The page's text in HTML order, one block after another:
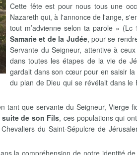
Cette fête est pour nous tous une
Nazareth qui, à l'annonce de l'ange,
tout m’advienne selon ta parole »
Samarie et de la Judée, pour se
Servante du Seigneur, attentive à
dans toutes les étapes de la vie de
gardait dans son cœur pour en saisir
du plan de Dieu qui se révélait dans le
tant que servante du Seigneur, Vierge
de son Fils, ces populations qui
du Saint-Sépulcre de
la compréhension de notre identité